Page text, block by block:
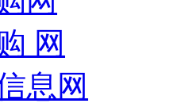
网
息网